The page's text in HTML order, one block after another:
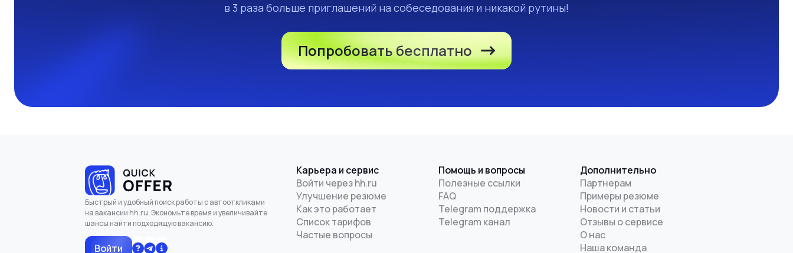
в 3 раза больше приглашений на собеседования и никакой рутины!
Попробовать бесплатно
Быстрый и удобный поиск работы с автооткликами
на вакансии hh.ru. Экономьте время и увеличивайте
шансы найти подходящую вакансию.
Войти
Карьера и сервис
Войти через hh.ru
Улучшение резюме
Как это работает
Список тарифов
Частые вопросы
Помощь и вопросы
Полезные ссылки
FAQ
Telegram поддержка
Telegram канал
Дополнительно
Партнерам
Примеры резюме
Новости и статьи
Отзывы о сервисе
О нас
Наша команда